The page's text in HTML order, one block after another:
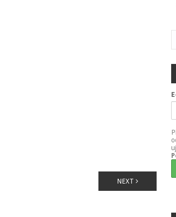
NEXT